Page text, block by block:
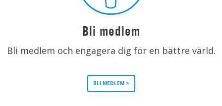
Bli medlem
Bli medlem och engagera dig för en bättre värld.
BLI MEDLEM >